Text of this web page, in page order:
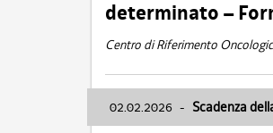
determinato –
Centro di Riferimento
02.02.2026 - Scadenza